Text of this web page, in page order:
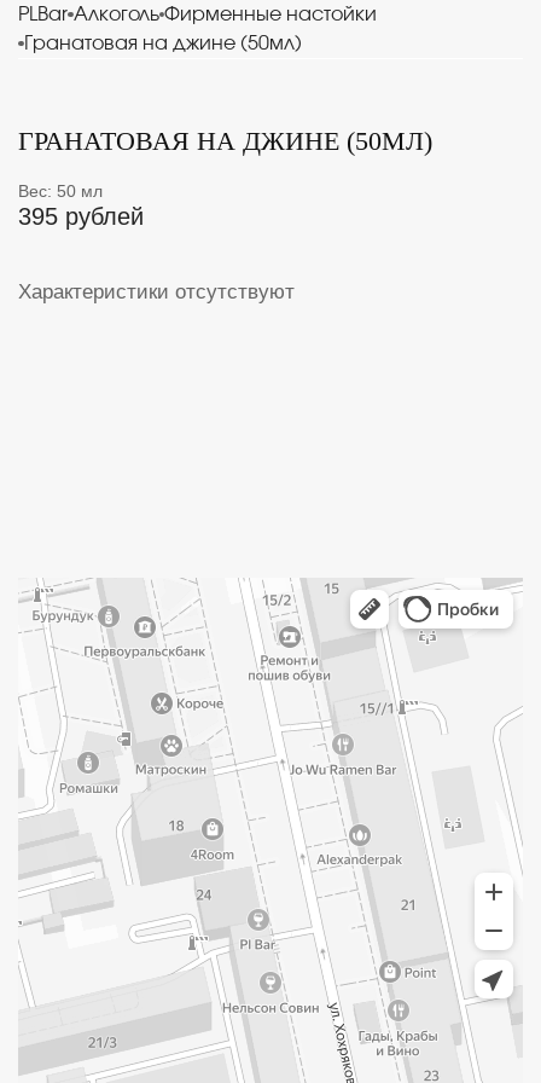
PLBar Алкоголь Фирменные настойки
Гранатовая на джине (50мл)
ГРАНАТОВАЯ НА ДЖИНЕ (50МЛ)
Вес: 50 мл
395 рублей
Характеристики отсутствуют